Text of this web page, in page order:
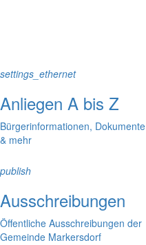
settings_ethernet
Anliegen A bis Z
Bürgerinformationen, Dokumente
& mehr
publish
Ausschreibungen
Öffentliche Ausschreibungen der
Gemeinde Markersdorf